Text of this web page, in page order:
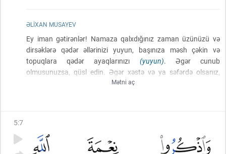
ƏLIXAN MUSAYEV
Ey iman gətirənlər! Namaza qalxdığınız zaman üzünüzü və
dirsəklərə qədər əllərinizi yuyun, başınıza məsh çəkin və
topuqlara qədər ayaqlarınızı (yuyun). Əgər cunub
olmusunuzsa, qüsl edin. Əgər xəstə və ya səfərdə olsanız,
yaxud sizlərdən biri ayaqyolundan gəlibsə və ya qadınlarla
Mətni aç
5:7